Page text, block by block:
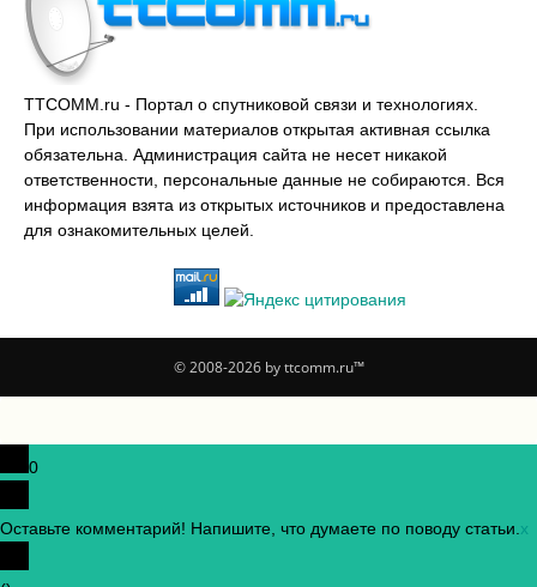
TTCOMM.ru - Портал о спутниковой связи и технологиях.
При использовании материалов открытая активная ссылка
обязательна. Администрация сайта не несет никакой
ответственности, персональные данные не собираются. Вся
информация взята из открытых источников и предоставлена
для ознакомительных целей.
© 2008-2026 by ttcomm.ru™
0
Оставьте комментарий! Напишите, что думаете по поводу статьи. x